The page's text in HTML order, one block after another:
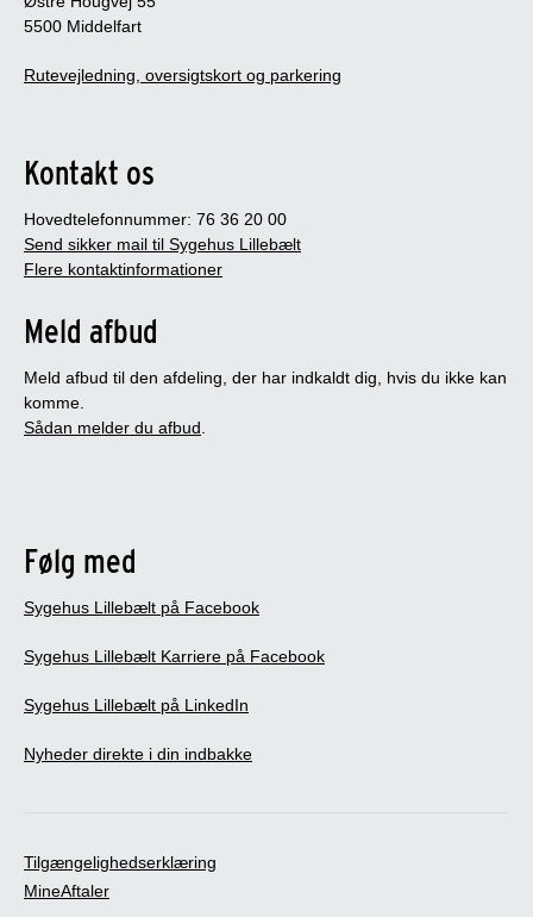
5500 Middelfart
Rutevejledning, oversigtskort og parkering
Kontakt os
Hovedtelefonnummer: 76 36 20 00
Send sikker mail til Sygehus Lillebælt
Flere kontaktinformationer
Meld afbud
Meld afbud til den afdeling, der har indkaldt dig, hvis du ikke kan
komme.
Sådan melder du afbud.
Følg med
Sygehus Lillebælt på Facebook
Sygehus Lillebælt Karriere på Facebook
Sygehus Lillebælt på LinkedIn
Nyheder direkte i din indbakke
Tilgængelighedserklæring
MineAftaler